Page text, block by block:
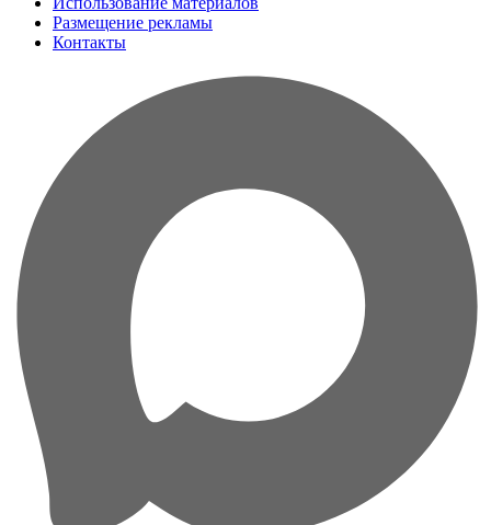
Размещение рекламы
Контакты